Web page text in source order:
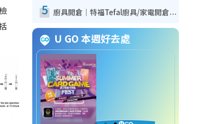
5 廚具開倉｜特福Tefal廚具/家電開倉低至3折！$220起買平底鍋/炒鑊/湯煲！電飯煲/吸塵機/燙斗$418起
U GO 本週好去處